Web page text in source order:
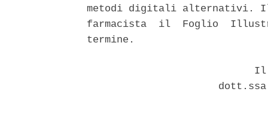
metodi digitali alternativi.
farmacista  il  Foglio
termine.